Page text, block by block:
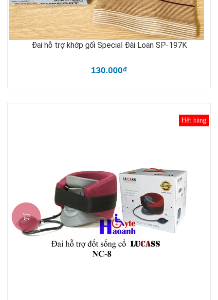
Đai hỗ trợ khớp gối Special Đài Loan SP-197K
130.000₫
Hết hàng